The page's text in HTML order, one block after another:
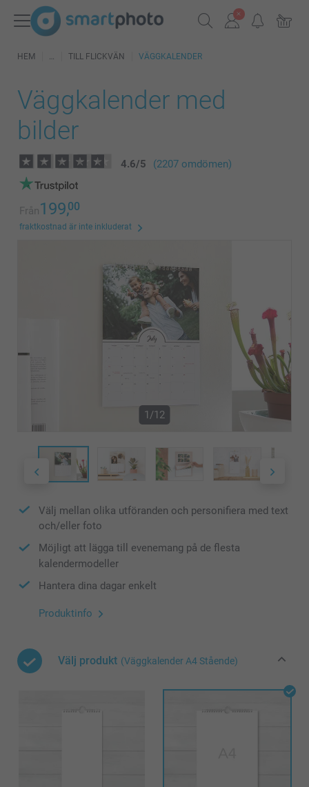
HEM TILL FLICKVÄN VÄGGKALENDER
Väggkalender med
bilder
4.6/5 (2207 omdömen)
Från199,00
fraktkostnad är inte inkluderat
1/12
Välj mellan olika utföranden och personifiera med text
och/eller foto
Möjligt att lägga till evenemang på de flesta
kalendermodeller
Hantera dina dagar enkelt
Produktinfo
Välj produkt (Väggkalender A4 Stående)